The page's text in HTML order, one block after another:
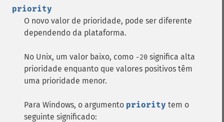
priority
O novo valor de prioridade, pode ser diferente
dependendo da plataforma.
No Unix, um valor baixo, como -20 significa alta
prioridade enquanto que valores positivos têm
uma prioridade menor.
Para Windows, o argumento priority tem o
seguinte significado: